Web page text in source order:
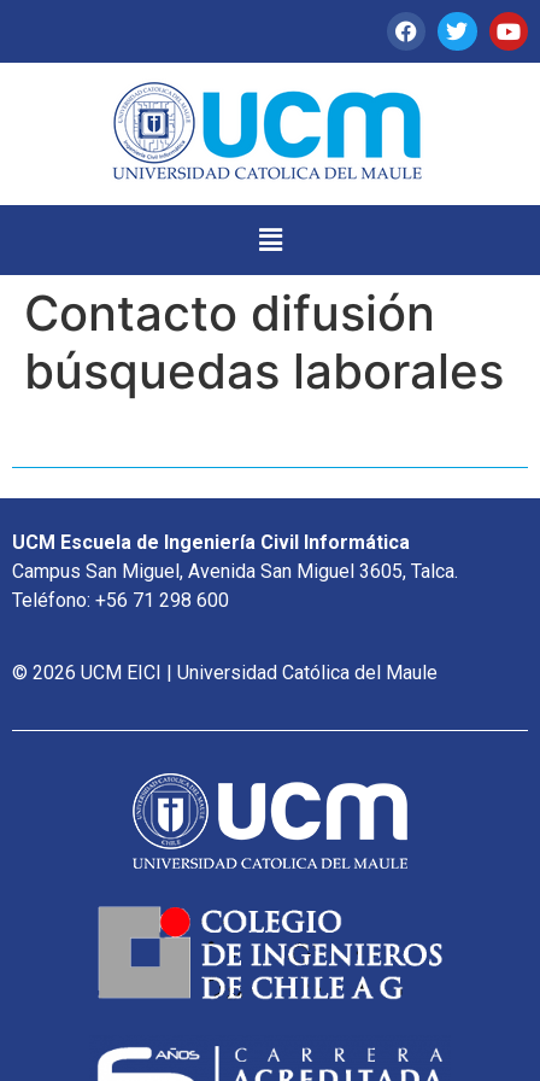
Contacto difusión
búsquedas laborales
UCM Escuela de Ingeniería Civil Informática
Campus San Miguel, Avenida San Miguel 3605, Talca.
Teléfono: +56 71 298 600
© 2026 UCM EICI | Universidad Católica del Maule